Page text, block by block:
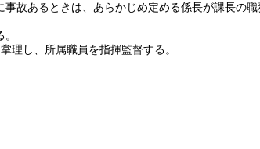
故あるときは、あらかじめ定める係長が課長の職
理し、所属職員を指揮監督する。